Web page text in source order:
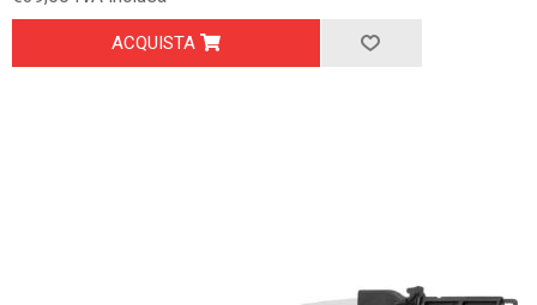
ACQUISTA